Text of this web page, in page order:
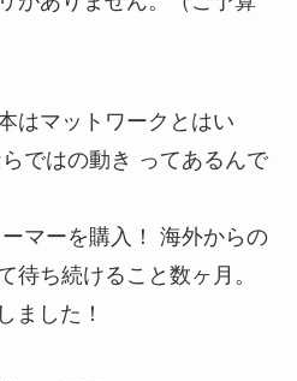
はマットワークとはい
ではの動き ってあるんで
マーを購入！ 海外からの
待ち続けること数ヶ月。
ました！